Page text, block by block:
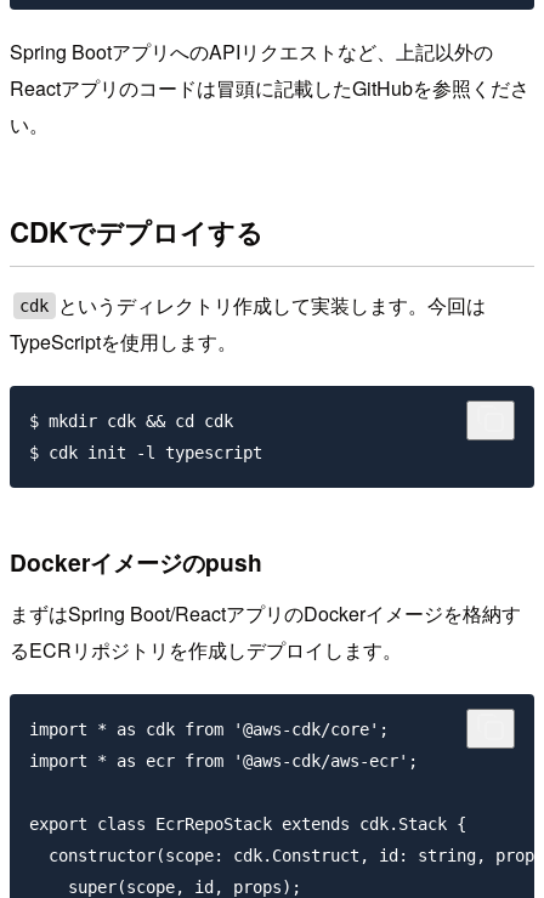
Spring BootアプリへのAPIリクエストなど、上記以外の
Reactアプリのコードは冒頭に記載したGitHubを参照くださ
い。
CDKでデプロイする
cdk
というディレクトリ作成して実装します。今回は
TypeScriptを使用します。
$ mkdir cdk && cd cdk
Dockerイメージのpush
まずはSpring Boot/ReactアプリのDockerイメージを格納す
るECRリポジトリを作成しデプロイします。
import * as cdk from '@aws-cdk/core';
import * as ecr from '@aws-cdk/aws-ecr';
export class EcrRepoStack extends cdk.Stack {
constructor(scope: cdk.Construct, id: string,
    super(scope, id, props);